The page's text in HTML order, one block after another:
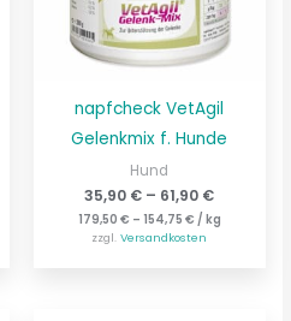
napfcheck VetAgil
Gelenkmix f. Hunde
Hund
35,90 € – 61,90 €
179,50 € – 154,75 € / kg
zzgl.Versandkosten